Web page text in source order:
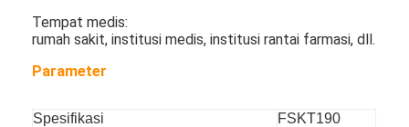
Drive Luar Ruangan Melalui Papan Menu
panel lcd kecil
Tempat medis:
rumah sakit, institusi medis, institusi rantai farmasi, dll.
Parameter
Spesifikasi FSKT190